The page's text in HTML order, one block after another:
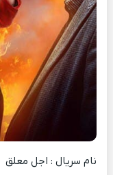
نام سریال : اجل معلق